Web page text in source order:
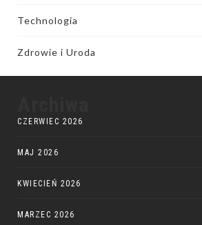
Technologia
Zdrowie i Uroda
CZERWIEC 2026
MAJ 2026
KWIECIEŃ 2026
MARZEC 2026